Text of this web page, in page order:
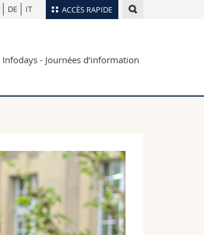
ACCÈS RAPIDE
Plan d'accès
Webmail
DE IT
Infodays - Journées d’information